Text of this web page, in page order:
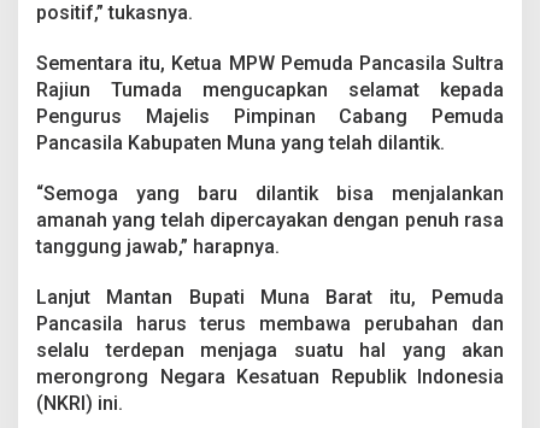
positif,” tukasnya.
Sementara itu, Ketua MPW Pemuda Pancasila Sultra
Rajiun Tumada mengucapkan selamat kepada
Pengurus Majelis Pimpinan Cabang Pemuda
Pancasila Kabupaten Muna yang telah dilantik.
“Semoga yang baru dilantik bisa menjalankan
amanah yang telah dipercayakan dengan penuh rasa
tanggung jawab,” harapnya.
Lanjut Mantan Bupati Muna Barat itu, Pemuda
Pancasila harus terus membawa perubahan dan
selalu terdepan menjaga suatu hal yang akan
merongrong Negara Kesatuan Republik Indonesia
(NKRI) ini.